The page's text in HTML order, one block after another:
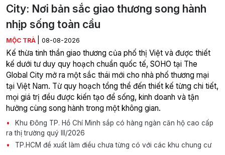
City: Nơi bản sắc giao thương song hành
nhịp sống toàn cầu
MỘC TRÀ 08-08-2026
Kế thừa tinh thần giao thương của phố thị Việt và được thiết
kế dưới tư duy quy hoạch chuẩn quốc tế, SOHO tại The
Global City mở ra một sắc thái mới cho nhà phố thương mại
tại Việt Nam. Từ quy hoạch tổng thể đến thiết kế từng chi tiết,
mọi giá trị đều được kiến tạo để sống, kinh doanh và tận
hưởng cùng song hành trong một không gian.
Khu Đông TP. Hồ Chí Minh sắp có hàng ngàn căn hộ cao cấp
ra thị trường quý III/2026
TP.HCM đề xuất làm điều chưa từng có với các khu chung cư